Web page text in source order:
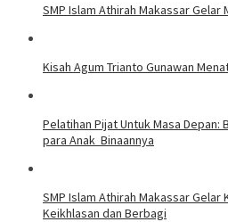
SMP Islam Athirah Makassar Gelar
Kisah Agum Trianto Gunawan
Pelatihan Pijat Untuk Masa
para Anak Binaannya
SMP Islam Athirah Makassar Gelar
Keikhlasan dan Berbagi